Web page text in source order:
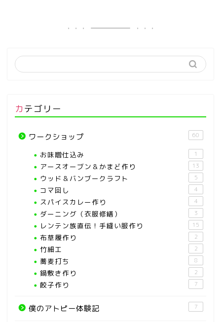
カテゴリー
ワークショップ 60
お味噌仕込み 1
アースオーブン＆かまど作り 13
ウッド＆バンブークラフト 5
コマ回し 4
スパイスカレー作り 4
ダーニング（衣服修繕） 3
レンテン族直伝！手縫い服作り 15
布草履作り 2
竹細工 2
蕎麦打ち 8
鍋敷き作り 2
餃子作り 7
僕のアトピー体験記 7